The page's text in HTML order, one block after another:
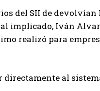
del SII de devolvían
implicado, Iván
realizó para
al